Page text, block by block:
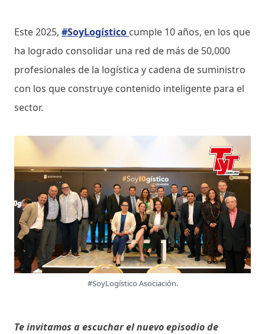
Este 2025, #SoyLogístico cumple 10 años, en los que
ha logrado consolidar una red de más de 50,000
profesionales de la logística y cadena de suministro
con los que construye contenido inteligente para el
sector.
#SoyLogístico Asociación.
Te invitamos a escuchar el nuevo episodio de